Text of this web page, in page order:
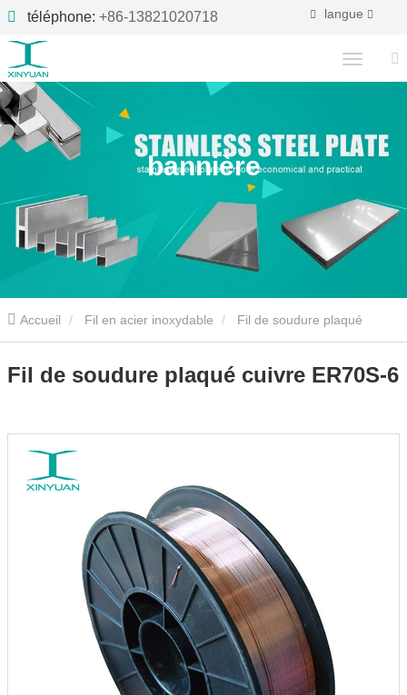
téléphone: +86-13821020718 langue
bannière
Accueil Fil en acier inoxydable
Fil de soudure plaqué cuivre ER70S-6